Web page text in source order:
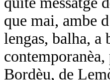
que mai, ambe
lengas, balha, a
Bordèu, de